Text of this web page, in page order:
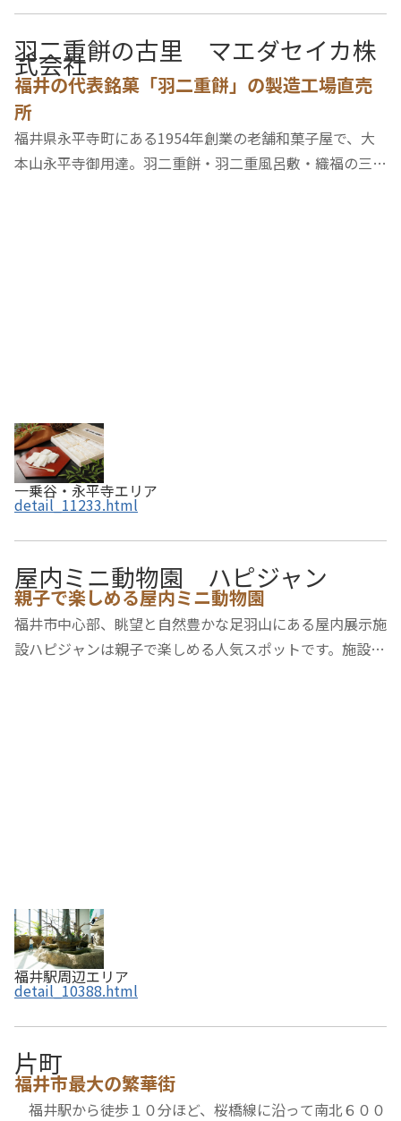
羽二重餅の古里 マエダセイカ株
式会社
福井の代表銘菓「羽二重餅」の製造工場直売
所
福井県永平寺町にある1954年創業の老舗和菓子屋で、大
本山永平寺御用達。羽二重餅・羽二重風呂敷・織福の三大
一乗谷・永平寺エリア
detail_11233.html
屋内ミニ動物園 ハピジャン
親子で楽しめる屋内ミニ動物園
福井市中心部、眺望と自然豊かな足羽山にある屋内展示施
設ハピジャンは親子で楽しめる人気スポットです。施設は
福井駅周辺エリア
detail_10388.html
片町
福井市最大の繁華街
福井駅から徒歩１０分ほど、桜橋線に沿って南北６００